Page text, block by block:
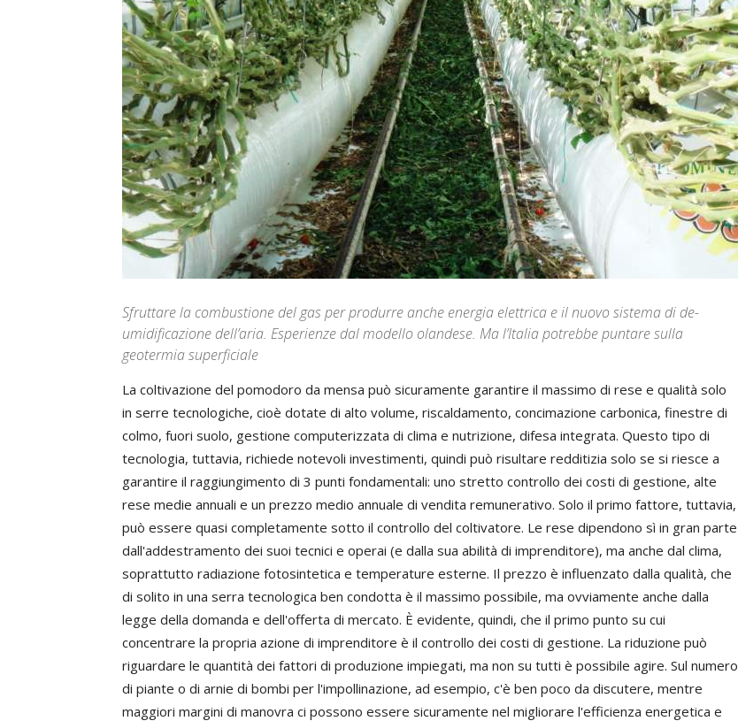
Sfruttare la combustione del gas per produrre anche energia elettrica e il nuovo sistema di de-
umidificazione dell’aria. Esperienze dal modello olandese. Ma l’Italia potrebbe puntare sulla
geotermia superficiale
La coltivazione del pomodoro da mensa può sicuramente garantire il massimo di rese e qualità solo
in serre tecnologiche, cioè dotate di alto volume, riscaldamento, concimazione carbonica, finestre di
colmo, fuori suolo, gestione computerizzata di clima e nutrizione, difesa integrata. Questo tipo di
tecnologia, tuttavia, richiede notevoli investimenti, quindi può risultare redditizia solo se si riesce a
garantire il raggiungimento di 3 punti fondamentali: uno stretto controllo dei costi di gestione, alte
rese medie annuali e un prezzo medio annuale di vendita remunerativo. Solo il primo fattore, tuttavia,
può essere quasi completamente sotto il controllo del coltivatore. Le rese dipendono sì in gran parte
dall'addestramento dei suoi tecnici e operai (e dalla sua abilità di imprenditore), ma anche dal clima,
soprattutto radiazione fotosintetica e temperature esterne. Il prezzo è influenzato dalla qualità, che
di solito in una serra tecnologica ben condotta è il massimo possibile, ma ovviamente anche dalla
legge della domanda e dell'offerta di mercato. È evidente, quindi, che il primo punto su cui
concentrare la propria azione di imprenditore è il controllo dei costi di gestione. La riduzione può
riguardare le quantità dei fattori di produzione impiegati, ma non su tutti è possibile agire. Sul numero
di piante o di arnie di bombi per l'impollinazione, ad esempio, c'è ben poco da discutere, mentre
maggiori margini di manovra ci possono essere sicuramente nel migliorare l'efficienza energetica e